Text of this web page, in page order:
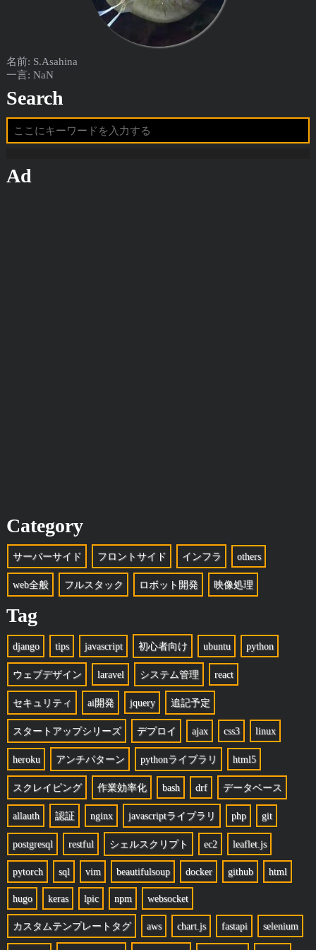
名前: S.Asahina
一言: NaN
Search
Ad
Category
サーバーサイド フロントサイド インフラ others
web全般 フルスタック ロボット開発 映像処理
Tag
django tips javascript 初心者向け ubuntu python
ウェブデザイン laravel システム管理 react
セキュリティ ai開発 jquery 追記予定
スタートアップシリーズ デプロイ ajax css3 linux
heroku アンチパターン pythonライブラリ html5
スクレイピング 作業効率化 bash drf データベース
allauth 認証 nginx javascriptライブラリ php git
postgresql restful シェルスクリプト ec2 leaflet.js
pytorch sql vim beautifulsoup docker github html
hugo keras lpic npm websocket
カスタムテンプレートタグ aws chart.js fastapi selenium